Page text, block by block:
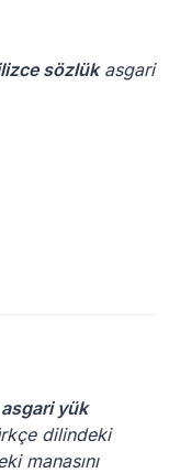
sözlükasgari
asgari yük
dilindeki
manasını